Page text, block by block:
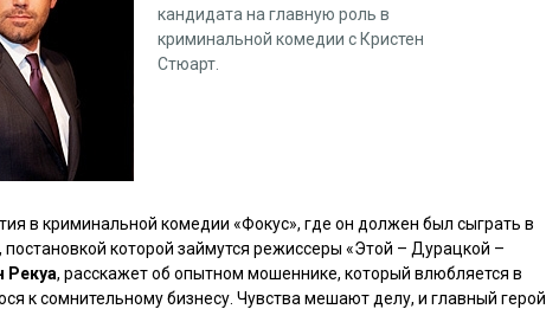
кандидата на главную роль в
криминальной комедии с Кристен
Стюарт.
в криминальной комедии «Фокус», где он должен был сыграть в
постановкой которой займутся режиссеры «Этой – Дурацкой –
Рекуа, расскажет об опытном мошеннике, который влюбляется в
к сомнительному бизнесу. Чувства мешают делу, и главный герой